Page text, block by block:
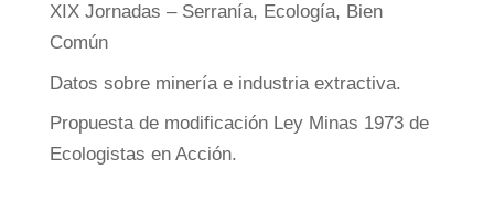
XIX Jornadas – Serranía, Ecología, Bien
Común
Datos sobre minería e industria extractiva.
Propuesta de modificación Ley Minas 1973 de
Ecologistas en Acción.